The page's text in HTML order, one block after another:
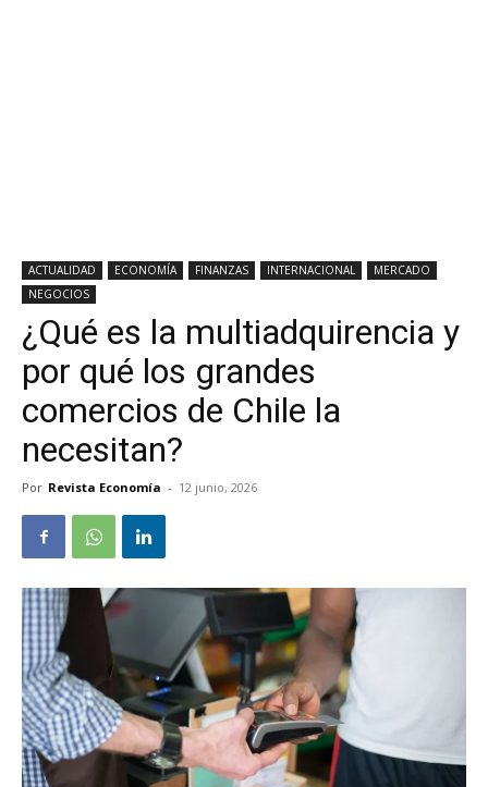
ACTUALIDAD ECONOMÍA FINANZAS INTERNACIONAL
MERCADO
NEGOCIOS
¿Qué es la multiadquirencia y
por qué los grandes
comercios de Chile la
necesitan?
Por Revista Economía - 12 junio, 2026